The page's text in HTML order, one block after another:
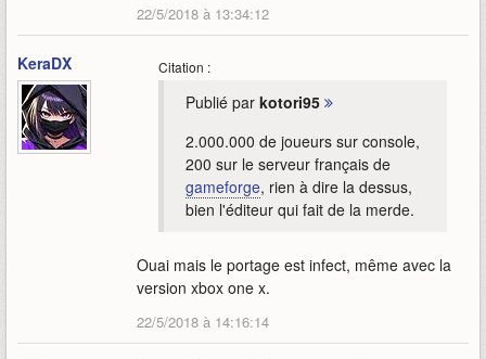
22/5/2018 à 13:34:12
KeraDX Citation :
Publié par kotori95
2.000.000 de joueurs sur console,
200 sur le serveur français de
gameforge, rien à dire la dessus,
bien l'éditeur qui fait de la merde.
Ouai mais le portage est infect, même avec la
version xbox one x.
22/5/2018 à 14:16:14